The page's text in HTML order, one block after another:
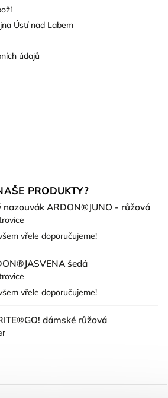
Ústí nad Labem
údajů
PRODUKTY?
nazouvák ARDON®JUNO - růžová
vřele doporučujeme!
šedá
vřele doporučujeme!
dámské růžová